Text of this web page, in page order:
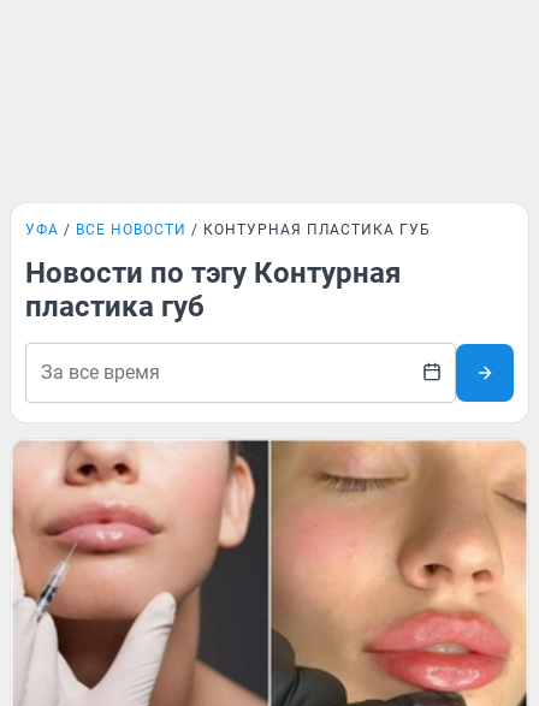
УФА ВСЕ НОВОСТИ КОНТУРНАЯ ПЛАСТИКА ГУБ
Новости по тэгу Контурная
пластика губ